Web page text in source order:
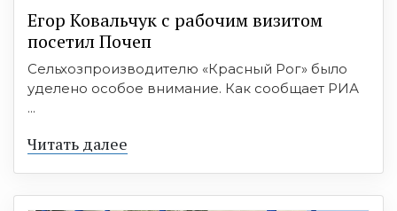
Егор Ковальчук с рабочим визитом
посетил Почеп
Сельхозпроизводителю «Красный Рог» было
уделено особое внимание. Как сообщает РИА
...
Читать далее